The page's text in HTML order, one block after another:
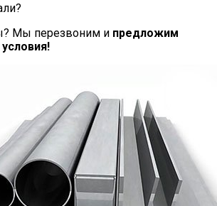
Мы перезвоним и предложим